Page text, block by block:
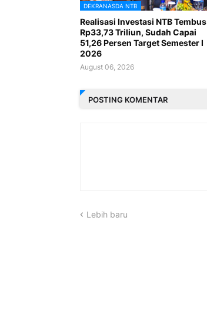
DEKRANASDA NTB
Realisasi Investasi NTB Tembus
Rp33,73 Triliun, Sudah Capai
51,26 Persen Target Semester I
2026
August 06, 2026
POSTING KOMENTAR
Lebih baru